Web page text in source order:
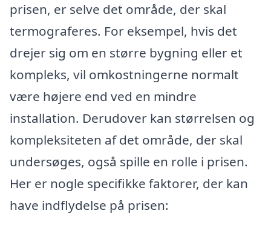
prisen, er selve det område, der skal
termograferes. For eksempel, hvis det
drejer sig om en større bygning eller et
kompleks, vil omkostningerne normalt
være højere end ved en mindre
installation. Derudover kan størrelsen og
kompleksiteten af det område, der skal
undersøges, også spille en rolle i prisen.
Her er nogle specifikke faktorer, der kan
have indflydelse på prisen: